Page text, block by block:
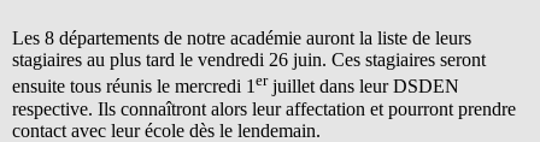
Les 8 départements de notre académie auront la liste de leurs
stagiaires au plus tard le vendredi 26 juin. Ces stagiaires seront
ensuite tous réunis le mercredi 1erjuillet dans leur DSDEN
respective. Ils connaîtront alors leur affectation et pourront prendre
contact avec leur école dès le lendemain.